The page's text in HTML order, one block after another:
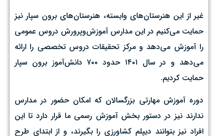
غیر از این هنرستان‌های وابسته، هنرستان‌های برون سپار نیز
حمایت می‌کنیم در این مدارس آموزش‌وپرورش دروس عمومی
را آموزش می‌دهد و مرکز تحقیقات دروس تخصصی را ارائه
می‌دهد و در سال ۱۴۰۱ حدود ۷۰۰ دانش‌آموز برون سپار
حمایت کردیم.
دوره آموزش مهارتی بزرگسالان که امکان حضور در مدارس
ندارند نیز در دستور بخش آموزش رسمی ما قرار دارد تا این
افراد نیز بتوانند دیپلم کشاورزی را بگیرند، و از ابتدای طرح